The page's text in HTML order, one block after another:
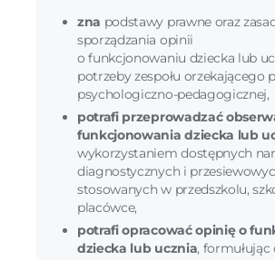
zna podstawy prawne oraz
sporządzania opinii
o funkcjonowaniu dziecka lub
potrzeby zespołu orzekającego
psychologiczno-pedagogicznej,
potrafi przeprowadzać
funkcjonowania dziecka lub
wykorzystaniem dostępnych
diagnostycznych i
stosowanych w przedszkolu,
placówce,
potrafi opracować opinię o
dziecka lub ucznia,